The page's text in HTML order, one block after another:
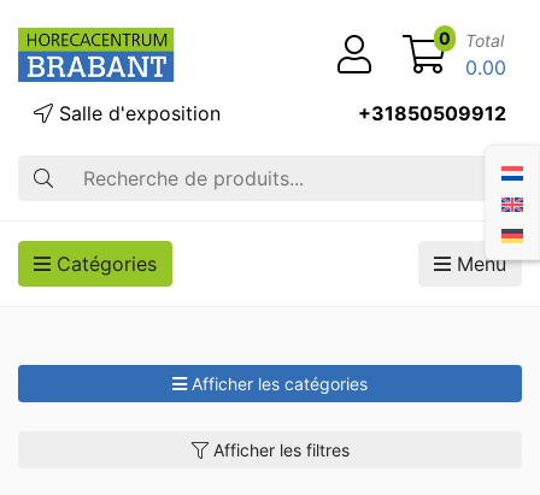
Recherche
Salle d'exposition +31850509912
0 Total
0.00
Catégories Menu
Afficher les catégories
Afficher les filtres